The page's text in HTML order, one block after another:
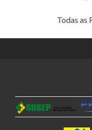
Todas as